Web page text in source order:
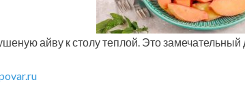
айву к столу теплой. Это замечательный